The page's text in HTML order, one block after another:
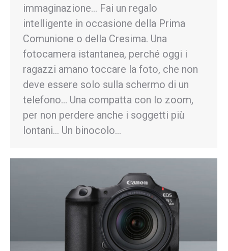
immaginazione… Fai un regalo
intelligente in occasione della Prima
Comunione o della Cresima. Una
fotocamera istantanea, perché oggi i
ragazzi amano toccare la foto, che non
deve essere solo sulla schermo di un
telefono… Una compatta con lo zoom,
per non perdere anche i soggetti più
lontani… Un binocolo…